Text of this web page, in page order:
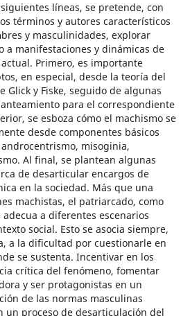
líneas, se pretende, con
términos y autores característicos
y masculinidades, explorar
a manifestaciones y dinámicas de
Primero, es importante
en especial, desde la teoría del
Glick y Fiske, seguido de algunas
para el correspondiente
se esboza cómo el machismo se
desde componentes básicos
misoginia,
Al final, se plantean algunas
de desarticular encargos de
en la sociedad. Más que una
machistas, el patriarcado, como
a diferentes escenarios
social. Esto se asocia siempre,
a la dificultad por cuestionarle en
se sustenta. Incentivar en los
crítica del fenómeno, fomentar
y ser protagonistas en un
de las normas masculinas
un proceso de desarticulación del